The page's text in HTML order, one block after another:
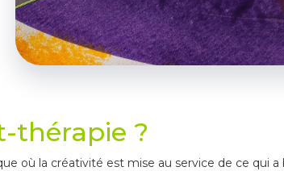
thérapie ?
où la créativité est mise au service de ce qui